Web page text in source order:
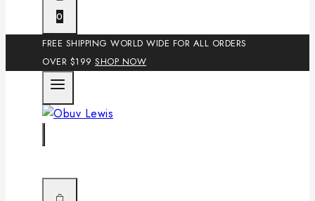
0
FREE SHIPPING WORLD WIDE FOR ALL ORDERS
OVER $199 SHOP NOW